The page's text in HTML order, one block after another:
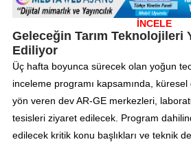
İNCELE
Geleceğin Tarım Teknolojileri
Ediliyor
Üç hafta boyunca sürecek olan yoğun
inceleme programı kapsamında,
yön veren dev AR-GE merkezleri,
tesisleri ziyaret edilecek. Program
edilecek kritik konu başlıkları ve teknik